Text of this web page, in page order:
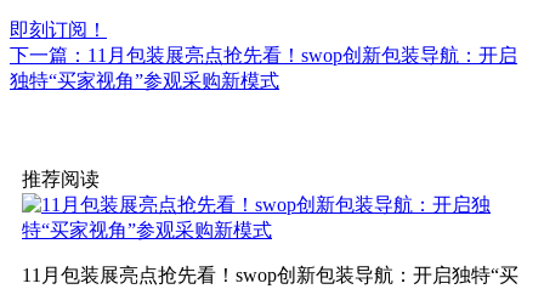
即刻订阅！
下一篇：11月包装展亮点抢先看！swop创新包装导航：开启
独特“买家视角”参观采购新模式
推荐阅读
11月包装展亮点抢先看！swop创新包装导航：开启独特“买